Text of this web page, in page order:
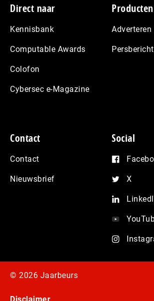
Footer
Direct naar
Kennisbank
Computable Awards
Colofon
Cybersec e-Magazine
Producten
Adverteren
Contact
Contact
Nieuwsbrief
Social
X
© 2026 Jaarbeurs